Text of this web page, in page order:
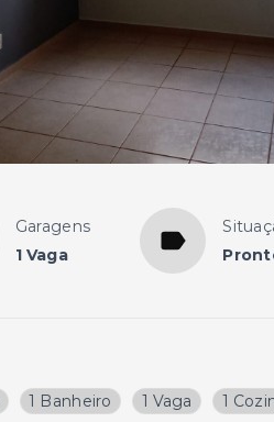
Garagens
1 Vaga
1 Banheiro 1 Vaga 1